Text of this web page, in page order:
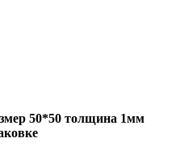
50*50 толщина 1мм